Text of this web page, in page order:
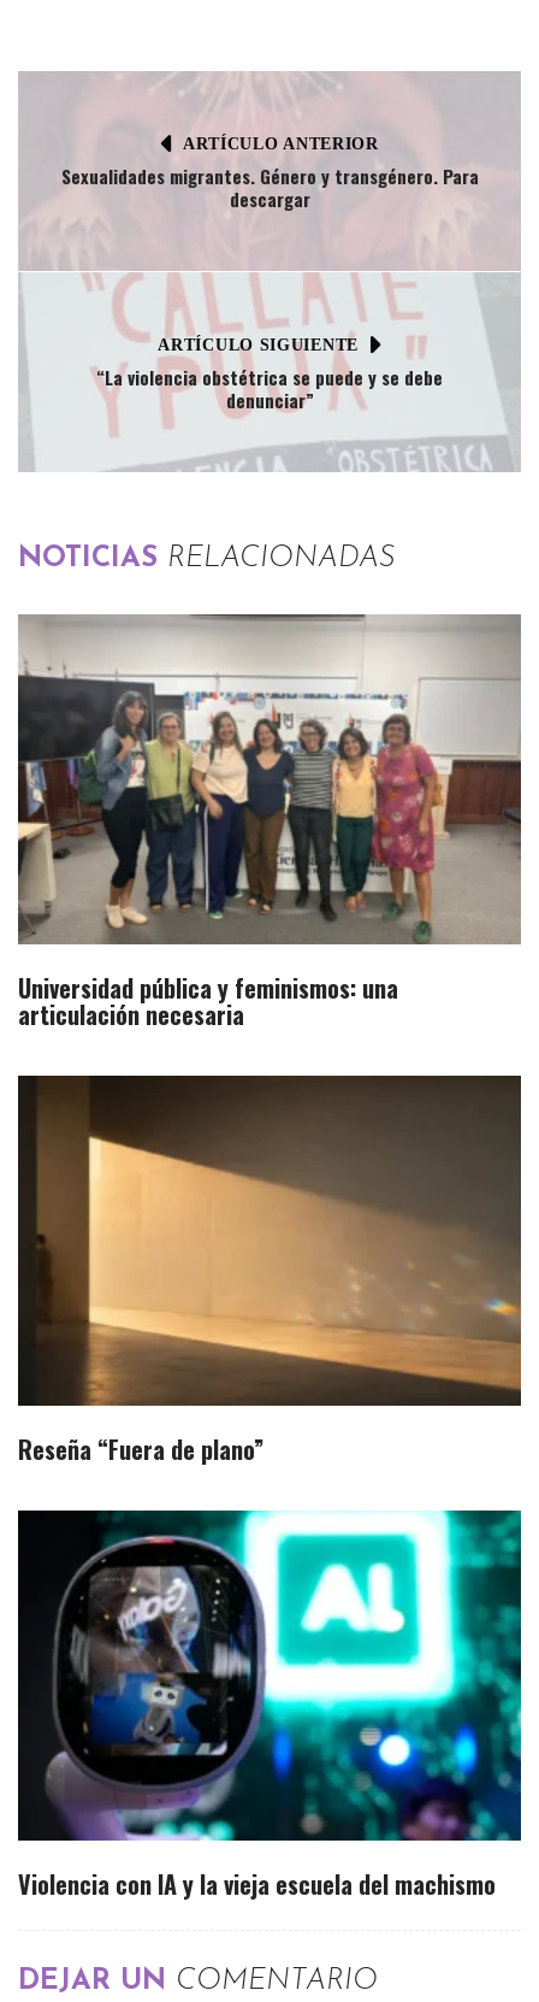
ARTÍCULO ANTERIOR
Sexualidades migrantes. Género y transgénero. Para
descargar
ARTÍCULO SIGUIENTE
“La violencia obstétrica se puede y se debe
denunciar”
NOTICIAS RELACIONADAS
Universidad pública y feminismos: una
articulación necesaria
Reseña “Fuera de plano”
Violencia con IA y la vieja escuela del machismo
DEJAR UN COMENTARIO